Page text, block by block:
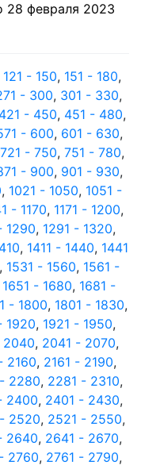
28 февраля 2023
121 - 150, 151 - 180,
- 300, 301 - 330,
421 - 450, 451 - 480,
- 600, 601 - 630,
721 - 750, 751 - 780,
- 900, 901 - 930,
, 1021 - 1050, 1051 -
- 1170, 1171 - 1200,
1290, 1291 - 1320,
, 1411 - 1440, 1441
, 1531 - 1560, 1561 -
1651 - 1680, 1681 -
- 1800, 1801 - 1830,
1920, 1921 - 1950,
2040, 2041 - 2070,
2160, 2161 - 2190,
2280, 2281 - 2310,
2400, 2401 - 2430,
2520, 2521 - 2550,
2640, 2641 - 2670,
2760, 2761 - 2790,